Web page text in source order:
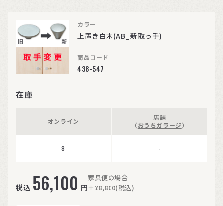
カラー
上置き白木(AB_新取っ手)
商品コード
438-547
在庫
オンライン
8
店舗
（おうちガラージ）
-
税込 56,100 円
家具便の場合
＋¥8,800(税込)